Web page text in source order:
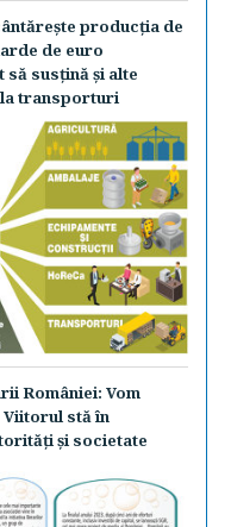
producţia de
de euro
susţină şi alte
la transporturi
României: Vom
Viitorul stă în
şi societate